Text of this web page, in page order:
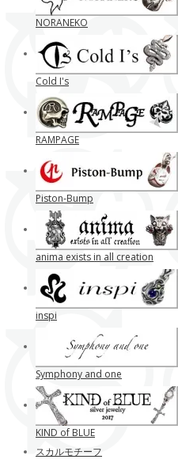
NORANEKO
Cold I's
RAMPAGE
Piston-Bump
anima exists in all creation
inspi
Symphony and one
KIND of BLUE
スカルモチーフ